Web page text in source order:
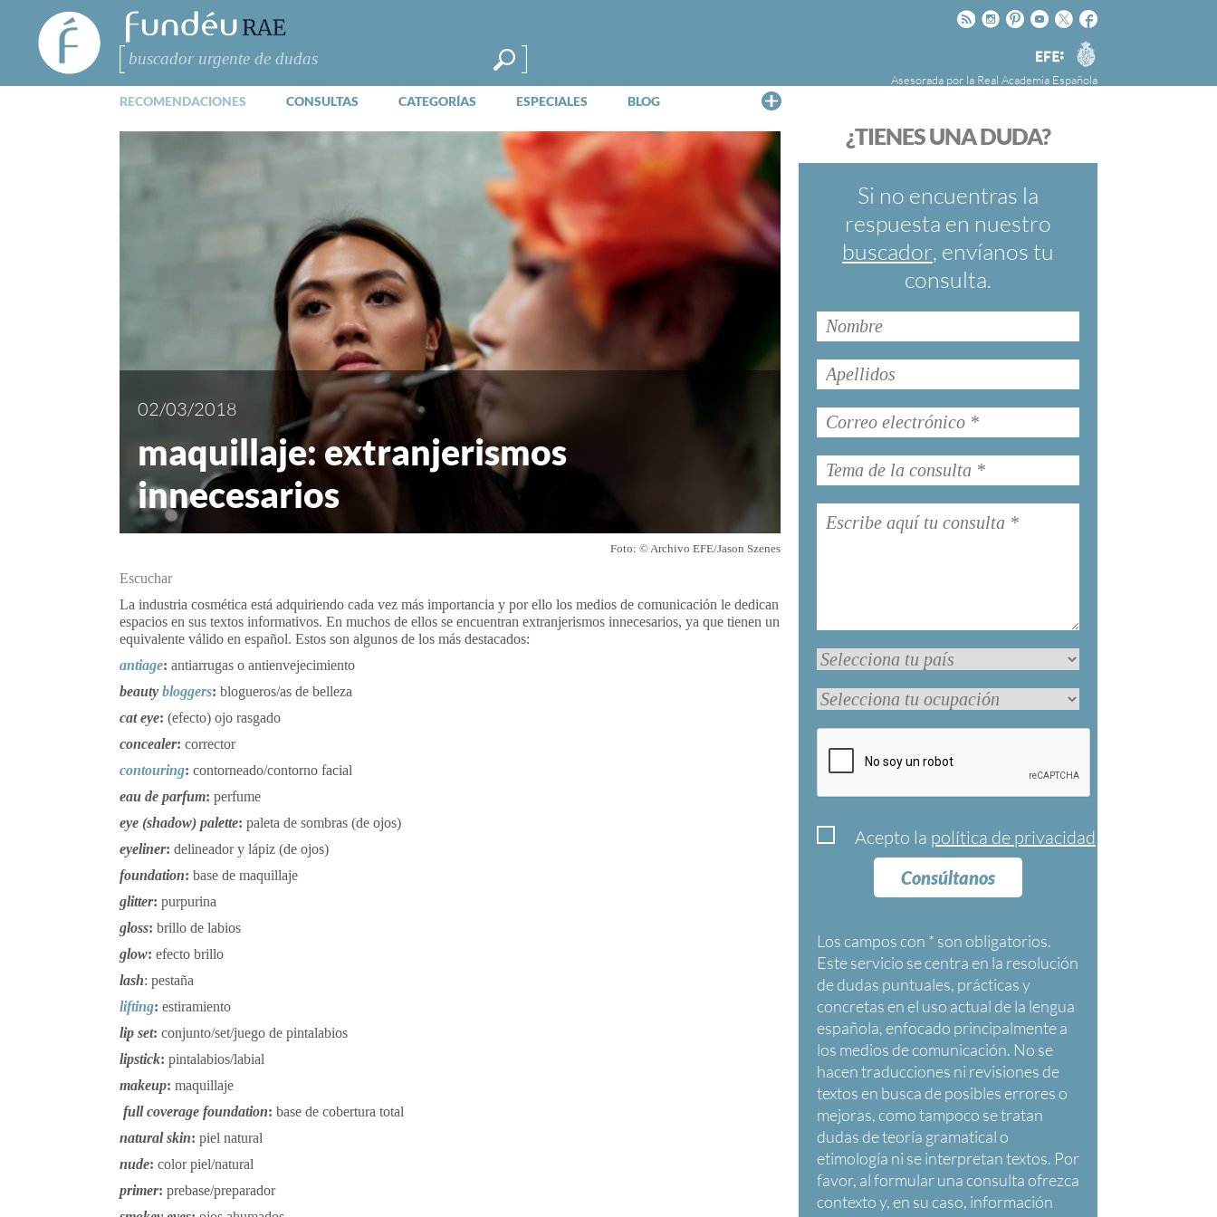
FundéuRAE
- Fundación
del Español
Urgente
Buscar
Facebook
Twitter
Youtube
Pinteres
Instagram
Rss
Agencia
EFE
Asesorada por la Real Academia Española
RECOMENDACIONES CONSULTAS CATEGORÍAS ESPECIALES BLOG
FundéuRAE es una fundación patrocinada por
cuyo objetivo es colaborar con el buen uso del
español en los medios de comunicación y en
Internet.
¿TIENES UNA DUDA?
Si no encuentras la
respuesta en nuestro
buscador, envíanos tu
consulta.
Acepto la política de privacidad
Consúltanos
Los campos con * son obligatorios
02/03/2018
maquillaje: extranjerismos
innecesarios
Foto: © Archivo EFE/Jason Szenes
Escuchar
La industria cosmética está adquiriendo cada vez más importancia y por ello los medios de comunicación le dedican
espacios en sus textos informativos. En muchos de ellos se encuentran extranjerismos innecesarios, ya que tienen un
equivalente válido en español. Estos son algunos de los más destacados:
antiage: antiarrugas o antienvejecimiento
beauty bloggers: blogueros/as de belleza
cat eye: (efecto) ojo rasgado
concealer: corrector
contouring: contorneado/contorno facial
eau de parfum: perfume
eye (shadow) palette: paleta de sombras (de ojos)
eyeliner: delineador y lápiz (de ojos)
foundation: base de maquillaje
glitter: purpurina
gloss: brillo de labios
glow: efecto brillo
lash: pestaña
lifting: estiramiento
lip set: conjunto/set/juego de pintalabios
lipstick: pintalabios/labial
makeup: maquillaje
full coverage foundation: base de cobertura total
natural skin: piel natural
nude: color piel/natural
primer: prebase/preparador